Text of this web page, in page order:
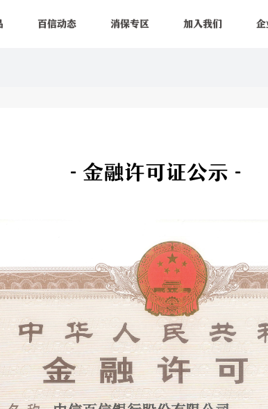
百信动态 消保专区 加入我们
- 金融许可证公示 -